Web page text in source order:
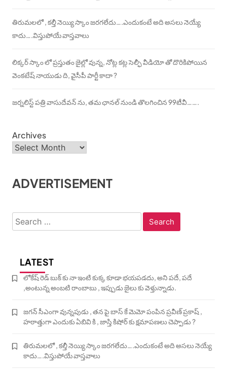
తిరుమలలో , కల్తీ నెయ్యి స్కాం జరగలేదు….ఎందుకంటే అది అసలు నెయ్యే
కాదు….విస్తుపోయే వాస్తవాలు
లిక్కర్ స్కాం లో ప్రస్తుతం జైల్లో వున్న, నోట్ల కట్ల సెల్ఫీ వీడియో తో దొరికిపోయిన
వెంకటేష్ నాయుడు ది, వైసీపీ పార్టీ కాదా ?
జర్నలిస్ట్ పత్రి వాసుదేవన్ ను, తమ ఛానల్ నుండి తొలగించిన 99టీవీ…….
Archives
ADVERTISEMENT
Search
for:
LATEST
లోకేష్ రెడ్ బుక్ కు నా ఇంటి కుక్క కూడా భయపడదు, అని పదే, పదే
,అంటున్న అంబటి రాంబాబు , ఇప్పుడు జైలు కు వెళ్తున్నాడు.
జగన్ సీఎంగా వున్నపుడు , తన పై బాస్ కే మెమో పంపిన ప్రవీణ్ ప్రకాష్ ,
హఠాత్తుగా ఎందుకు ఏబివి కి , జాస్తి కిషోర్ కు క్షమాపణలు చెప్పాడు ?
తిరుమలలో , కల్తీ నెయ్యి స్కాం జరగలేదు….ఎందుకంటే అది అసలు నెయ్యే
కాదు….విస్తుపోయే వాస్తవాలు